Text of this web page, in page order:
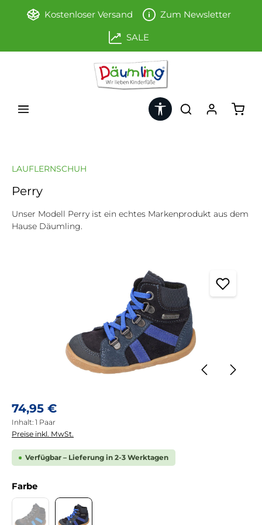
Zum Hauptinhalt springen
Kostenloser Versand Zum Newsletter
SALE
Werkzeugleiste anzeigen
LAUFLERNSCHUH
Perry
Unser Modell Perry ist ein echtes Markenprodukt aus dem
Hause Däumling.
Regulärer Preis:
74,95 €
Inhalt: 1 Paar
Preise inkl. MwSt.
Verfügbar – Lieferung in 2-3 Werktagen
Farbeauswählen